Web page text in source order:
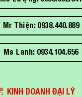
Mr Thiện: 0938.440.889
Ms Lanh: 0934.104.656
KINH DOANH ĐẠI LÝ